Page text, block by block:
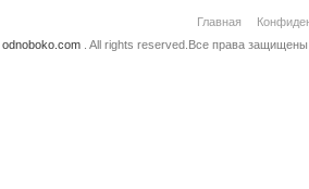
Главная
odnoboko.com. All rights reserved.Все права защищены.